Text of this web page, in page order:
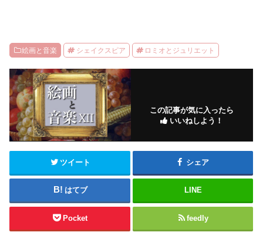
絵画と音楽 シェイクスピア ロミオとジュリエット
この記事が気に入ったら
いいねしよう！
ツイート シェア
はてブ LINE
Pocket feedly